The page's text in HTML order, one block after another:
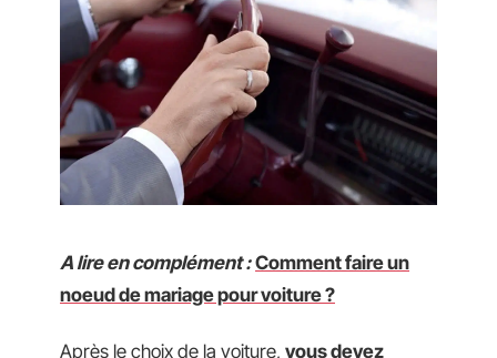
A lire en complément : Comment faire un
noeud de mariage pour voiture ?
Après le choix de la voiture, vous devez